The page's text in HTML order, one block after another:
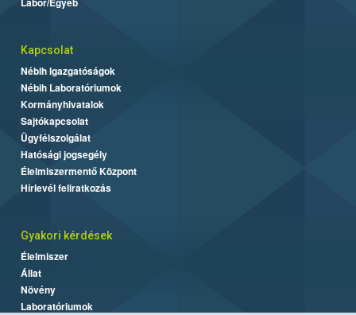
Kapcsolat
Nébih Igazgatóságok
Nébih Laboratóriumok
Kormányhivatalok
Sajtókapcsolat
Ügyfélszolgálat
Hatósági jogsegély
Élelmiszermentő Központ
Hírlevél feliratkozás
Gyakori kérdések
Élelmiszer
Állat
Növény
Laboratóriumok